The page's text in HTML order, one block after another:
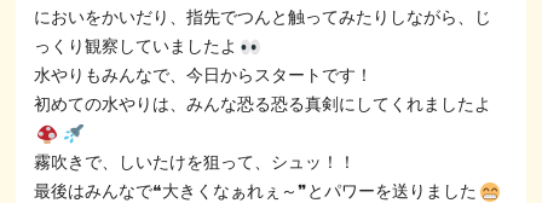
においをかいだり、指先でつんと触ってみたりしながら、じ
っくり観察していましたよ
水やりもみんなで、今日からスタートです！
初めての水やりは、みんな恐る恐る真剣にしてくれましたよ
霧吹きで、しいたけを狙って、シュッ！！
最後はみんなで❝大きくなぁれぇ～❞とパワーを送りました